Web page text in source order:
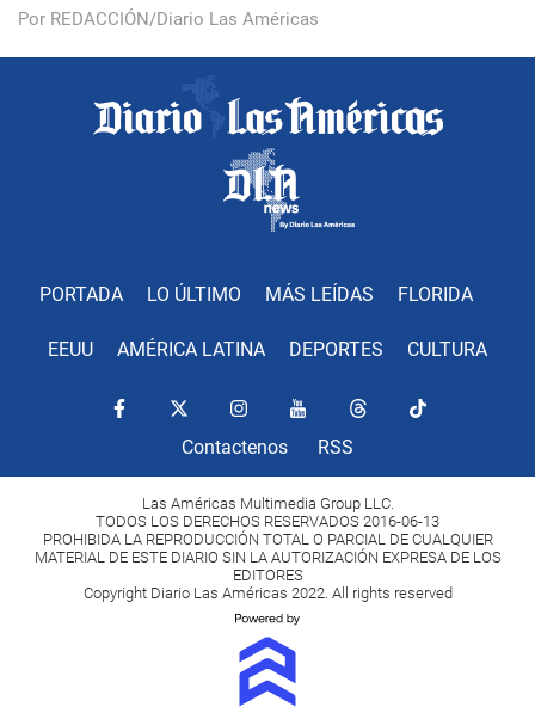
Por REDACCIÓN/Diario Las Américas
PORTADA LO ÚLTIMO MÁS LEÍDAS FLORIDA
EEUU AMÉRICA LATINA DEPORTES CULTURA
Contactenos RSS
Las Américas Multimedia Group LLC.
TODOS LOS DERECHOS RESERVADOS 2016-06-13
PROHIBIDA LA REPRODUCCIÓN TOTAL O PARCIAL DE CUALQUIER
MATERIAL DE ESTE DIARIO SIN LA AUTORIZACIÓN EXPRESA DE LOS
EDITORES
Copyright Diario Las Américas 2022. All rights reserved